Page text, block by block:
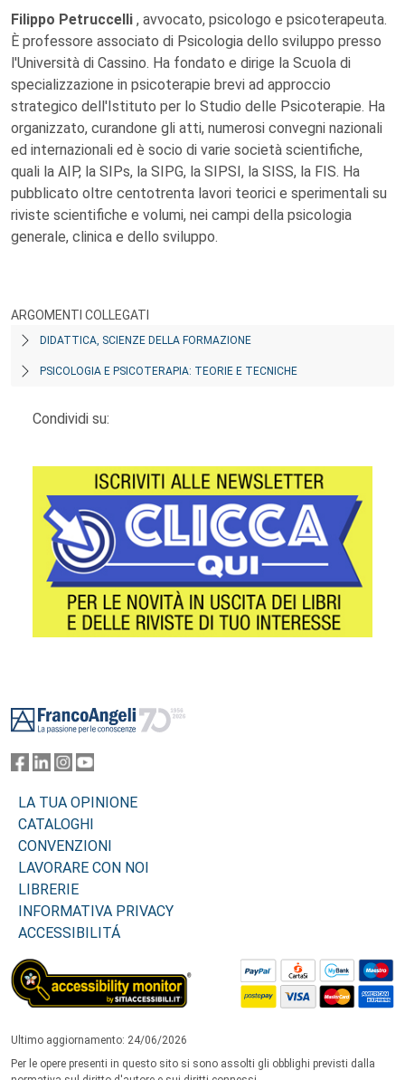
Filippo Petruccelli , avvocato, psicologo e psicoterapeuta.
È professore associato di Psicologia dello sviluppo presso
l'Università di Cassino. Ha fondato e dirige la Scuola di
specializzazione in psicoterapie brevi ad approccio
strategico dell'Istituto per lo Studio delle Psicoterapie. Ha
organizzato, curandone gli atti, numerosi convegni nazionali
ed internazionali ed è socio di varie società scientifiche,
quali la AIP, la SIPs, la SIPG, la SIPSI, la SISS, la FIS. Ha
pubblicato oltre centotrenta lavori teorici e sperimentali su
riviste scientifiche e volumi, nei campi della psicologia
generale, clinica e dello sviluppo.
ARGOMENTI COLLEGATI
DIDATTICA, SCIENZE DELLA FORMAZIONE
PSICOLOGIA E PSICOTERAPIA: TEORIE E TECNICHE
Condividi su:
LA TUA OPINIONE
CATALOGHI
CONVENZIONI
LAVORARE CON NOI
LIBRERIE
INFORMATIVA PRIVACY
ACCESSIBILITÁ
Ultimo aggiornamento: 24/06/2026
Per le opere presenti in questo sito si sono assolti gli obblighi previsti dalla